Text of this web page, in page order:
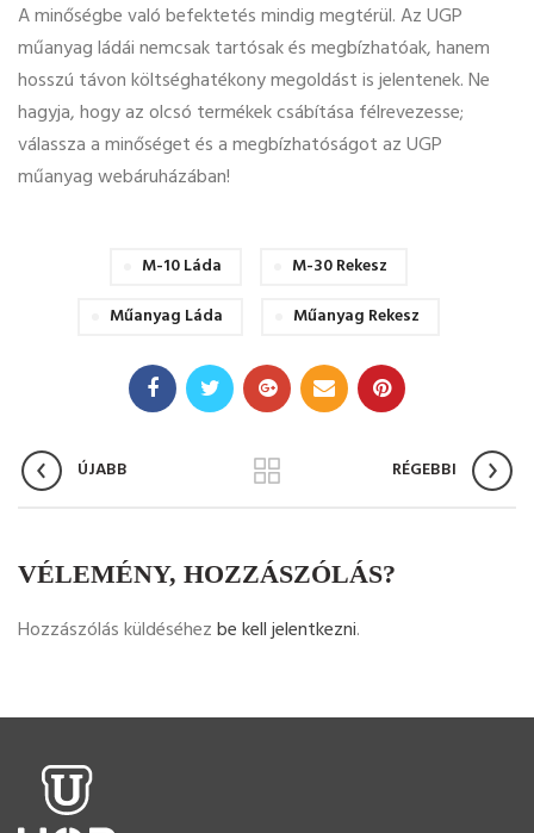
A minőségbe való befektetés mindig megtérül. Az UGP
műanyag ládái nemcsak tartósak és megbízhatóak, hanem
hosszú távon költséghatékony megoldást is jelentenek. Ne
hagyja, hogy az olcsó termékek csábítása félrevezesse;
válassza a minőséget és a megbízhatóságot az UGP
műanyag webáruházában!
M-10 Láda
M-30 Rekesz
Műanyag Láda
Műanyag Rekesz
ÚJABB RÉGEBBI
VÉLEMÉNY, HOZZÁSZÓLÁS?
Hozzászólás küldéséhezbe kell jelentkezni.